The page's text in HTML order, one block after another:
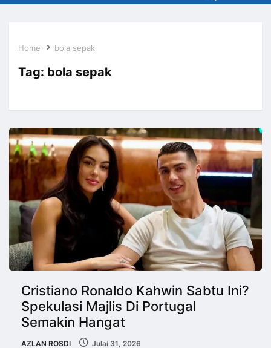
Home bola sepak
Tag: bola sepak
Cristiano Ronaldo Kahwin Sabtu Ini?
Spekulasi Majlis Di Portugal
Semakin Hangat
AZLAN ROSDI Julai 31, 2026